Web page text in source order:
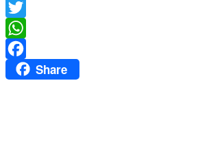
Messenger
Twitter
WhatsApp
FacebookShare